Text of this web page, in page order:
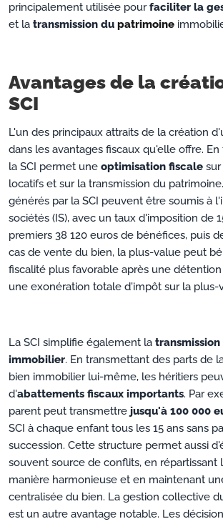
principalement utilisée pourfaciliter la
et la transmission du patrimoine
Avantages de la
SCI
L'un des principaux attraits de la création
dans les avantages fiscaux qu'elle offre.
la SCI permet une optimisation fiscale
locatifs et sur la transmission du
générés par la SCI peuvent être soumis à
sociétés (IS), avec un taux d'imposition de
premiers 38 120 euros de bénéfices, puis
cas de vente du bien, la plus-value peut
fiscalité plus favorable après une détention
une exonération totale d'impôt sur la plus-
La SCI simplifie également la
immobilier. En transmettant des parts de
bien immobilier lui-même, les héritiers
d'abattements fiscaux importants. Par
parent peut transmettre jusqu'à 100 000
SCI à chaque enfant tous les 15 ans sans
succession. Cette structure permet aussi
souvent source de conflits, en répartissant
manière harmonieuse et en maintenant
centralisée du bien. La gestion collective
est un autre avantage notable. Les